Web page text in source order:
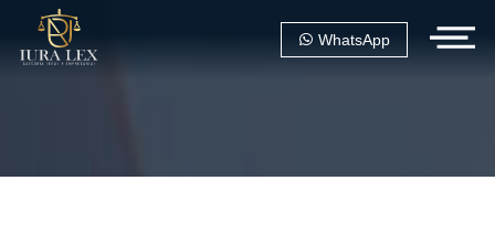
WhatsApp